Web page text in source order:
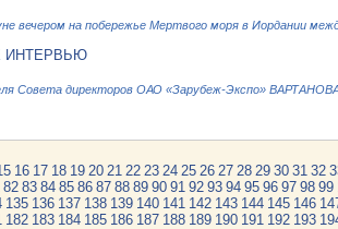
вечером на побережье Мертвого моря в Иордании
ИНТЕРВЬЮ
директоров ОАО «Зарубеж-Экспо» ВАРТАНОВА
16 17 18 19 20 21 22 23 24 25 26 27 28 29 30 31 32
82 83 84 85 86 87 88 89 90 91 92 93 94 95 96 97 98 99
135 136 137 138 139 140 141 142 143 144 145 146
182 183 184 185 186 187 188 189 190 191 192 193